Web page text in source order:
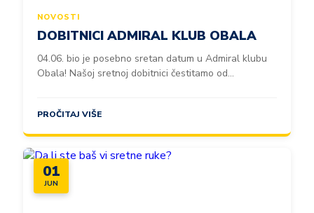
NOVOSTI
DOBITNICI ADMIRAL KLUB OBALA
04.06. bio je posebno sretan datum u Admiral klubu
Obala! Našoj sretnoj dobitnici čestitamo od...
PROČITAJ VIŠE
01
JUN